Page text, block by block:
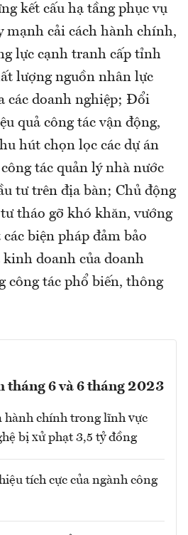
kết cấu hạ tầng phục vụ
cải cách hành chính,
lực cạnh tranh cấp tỉnh
lượng nguồn nhân lực
các doanh nghiệp; Đổi
quả công tác vận động,
hút chọn lọc các dự án
tác quản lý nhà nước
tư trên địa bàn; Chủ động
tháo gỡ khó khăn, vướng
biện pháp đảm bảo
kinh doanh của doanh
công tác phổ biến, thông
tháng 6 và 6 tháng 2023
hành chính trong lĩnh vực
bị xử phạt 3,5 tỷ đồng
tích cực của ngành công